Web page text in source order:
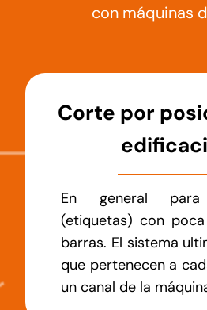
con máquinas
Corte por
En general para
(etiquetas) con
barras. El sistema
que pertenecen a
un canal de la